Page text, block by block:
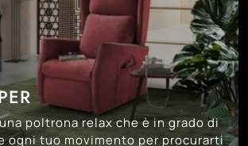
poltrona relax che è in grado di
ogni tuo movimento per procurarti